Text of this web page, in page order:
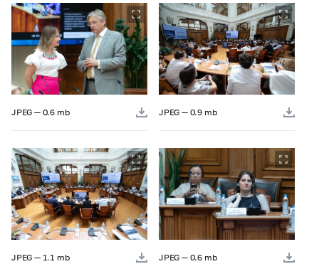
JPEG — 0.6 mb JPEG — 0.9 mb
JPEG — 1.1 mb JPEG — 0.6 mb